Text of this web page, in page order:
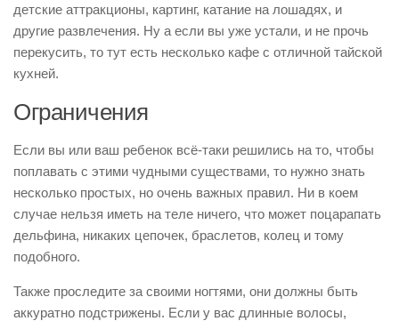
детские аттракционы, картинг, катание на лошадях, и
другие развлечения. Ну а если вы уже устали, и не прочь
перекусить, то тут есть несколько кафе с отличной тайской
кухней.
Ограничения
Если вы или ваш ребенок всё-таки решились на то, чтобы
поплавать с этими чудными существами, то нужно знать
несколько простых, но очень важных правил. Ни в коем
случае нельзя иметь на теле ничего, что может поцарапать
дельфина, никаких цепочек, браслетов, колец и тому
подобного.
Также проследите за своими ногтями, они должны быть
аккуратно подстрижены. Если у вас длинные волосы,